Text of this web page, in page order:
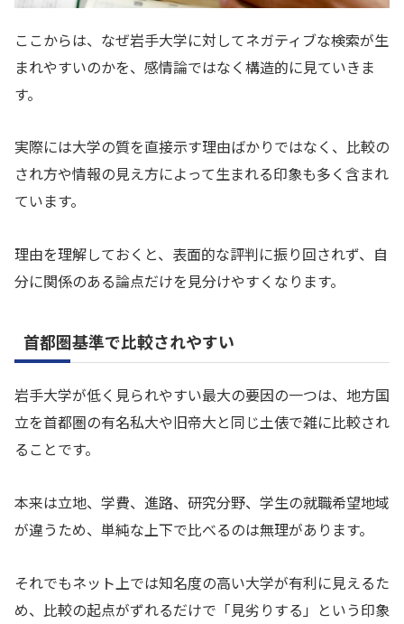
ここからは、なぜ岩手大学に対してネガティブな検索が生
まれやすいのかを、感情論ではなく構造的に見ていきま
す。
実際には大学の質を直接示す理由ばかりではなく、比較の
され方や情報の見え方によって生まれる印象も多く含まれ
ています。
理由を理解しておくと、表面的な評判に振り回されず、自
分に関係のある論点だけを見分けやすくなります。
首都圏基準で比較されやすい
岩手大学が低く見られやすい最大の要因の一つは、地方国
立を首都圏の有名私大や旧帝大と同じ土俵で雑に比較され
ることです。
本来は立地、学費、進路、研究分野、学生の就職希望地域
が違うため、単純な上下で比べるのは無理があります。
それでもネット上では知名度の高い大学が有利に見えるた
め、比較の起点がずれるだけで「見劣りする」という印象